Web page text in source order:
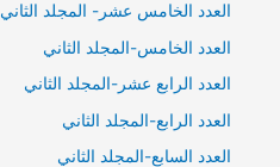
العدد الخامس عشر- المجلد الثاني
العدد الخامس-المجلد الثاني
العدد الرابع عشر-المجلد الثاني
العدد الرابع-المجلد الثاني
العدد السابع-المجلد الثاني